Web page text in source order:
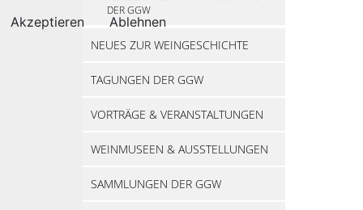
DER GGW
NEUES ZUR WEINGESCHICHTE
TAGUNGEN DER GGW
VORTRÄGE & VERANSTALTUNGEN
WEINMUSEEN & AUSSTELLUNGEN
SAMMLUNGEN DER GGW
Akzeptieren Ablehnen